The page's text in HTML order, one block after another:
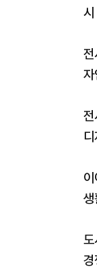
시
자
전
생
도
경